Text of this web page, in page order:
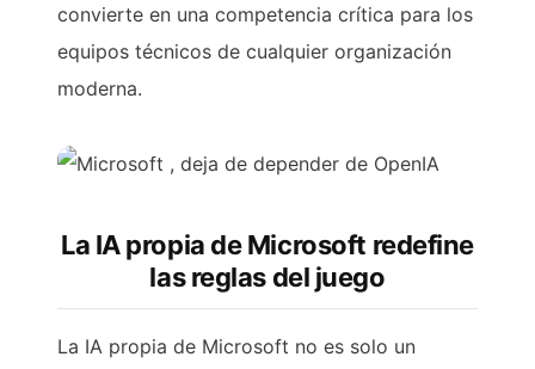
convierte en una competencia crítica para los
equipos técnicos de cualquier organización
moderna.
La IA propia de Microsoft redefine
las reglas del juego
La IA propia de Microsoft no es solo un